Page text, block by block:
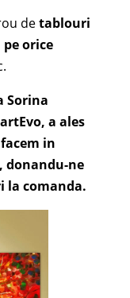
detablouri
orice
Sorina
a ales
in
donandu-ne
la comanda.